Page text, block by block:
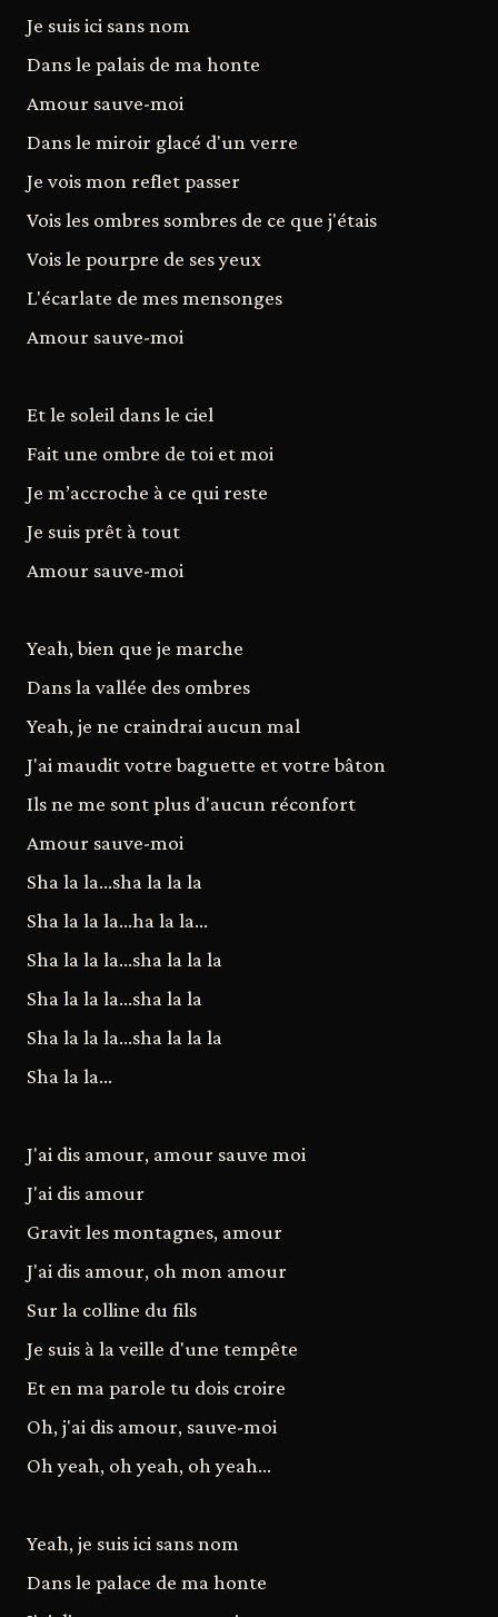
Je suis ici sans nom
Dans le palais de ma honte
Amour sauve-moi
Dans le miroir glacé d'un verre
Je vois mon reflet passer
Vois les ombres sombres de ce que j'étais
Vois le pourpre de ses yeux
L'écarlate de mes mensonges
Amour sauve-moi
Et le soleil dans le ciel
Fait une ombre de toi et moi
Je m’accroche à ce qui reste
Je suis prêt à tout
Amour sauve-moi
Yeah, bien que je marche
Dans la vallée des ombres
Yeah, je ne craindrai aucun mal
J'ai maudit votre baguette et votre bâton
Ils ne me sont plus d'aucun réconfort
Amour sauve-moi
Sha la la...sha la la la
Sha la la la...ha la la...
Sha la la la...sha la la la
Sha la la la...sha la la
Sha la la la...sha la la la
Sha la la...
J'ai dis amour, amour sauve moi
J'ai dis amour
Gravit les montagnes, amour
J'ai dis amour, oh mon amour
Sur la colline du fils
Je suis à la veille d'une tempête
Et en ma parole tu dois croire
Oh, j'ai dis amour, sauve-moi
Oh yeah, oh yeah, oh yeah...
Yeah, je suis ici sans nom
Dans le palace de ma honte